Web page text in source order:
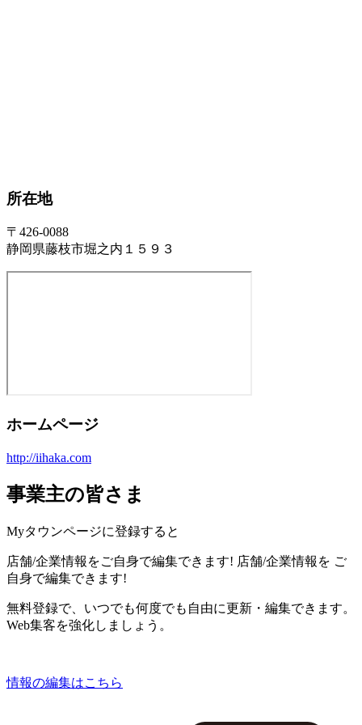
所在地
〒426-0088
静岡県藤枝市堀之内１５９３
ホームページ
http://iihaka.com
事業主の皆さま
Myタウンページに登録すると
店舗/企業情報をご自身で編集できます! 店舗/企業情報を ご
自身で編集できます!
無料登録で、いつでも何度でも自由に更新・編集できます。
Web集客を強化しましょう。
情報の編集はこちら